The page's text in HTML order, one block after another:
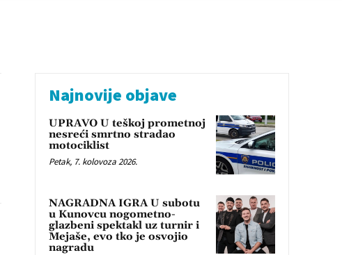
Najnovije objave
UPRAVO U teškoj prometnoj
nesreći smrtno stradao
motociklist
Petak, 7. kolovoza 2026.
NAGRADNA IGRA U subotu
u Kunovcu nogometno-
glazbeni spektakl uz turnir i
Mejaše, evo tko je osvojio
nagradu